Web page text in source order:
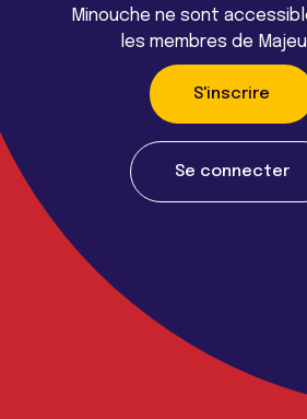
Minouche ne sont
les membres de
S'inscrire
Se connecter